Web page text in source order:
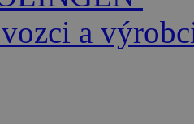
a